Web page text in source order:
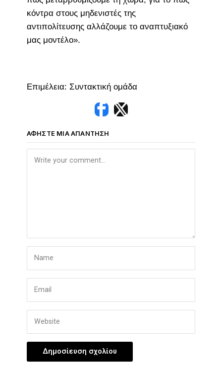
κόντρα στους μηδενιστές της
αντιπολίτευσης αλλάζουμε το αναπτυξιακό
μας μοντέλο».
Επιμέλεια: Συντακτική ομάδα
ΑΦΉΣΤΕ ΜΙΑ ΑΠΆΝΤΗΣΗ